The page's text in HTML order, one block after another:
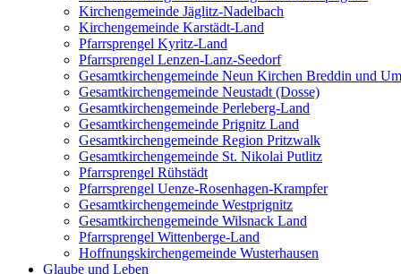
Kirchengemeinde Jäglitz-Nadelbach
Kirchengemeinde Karstädt-Land
Pfarrsprengel Kyritz-Land
Pfarrsprengel Lenzen-Lanz-Seedorf
Gesamtkirchengemeinde Neun Kirchen Breddin und
Gesamtkirchengemeinde Neustadt (Dosse)
Gesamtkirchengemeinde Perleberg-Land
Gesamtkirchengemeinde Prignitz Land
Gesamtkirchengemeinde Region Pritzwalk
Gesamtkirchengemeinde St. Nikolai Putlitz
Pfarrsprengel Rühstädt
Pfarrsprengel Uenze-Rosenhagen-Krampfer
Gesamtkirchengemeinde Westprignitz
Gesamtkirchengemeinde Wilsnack Land
Pfarrsprengel Wittenberge-Land
Hoffnungskirchengemeinde Wusterhausen
Glaube und Leben